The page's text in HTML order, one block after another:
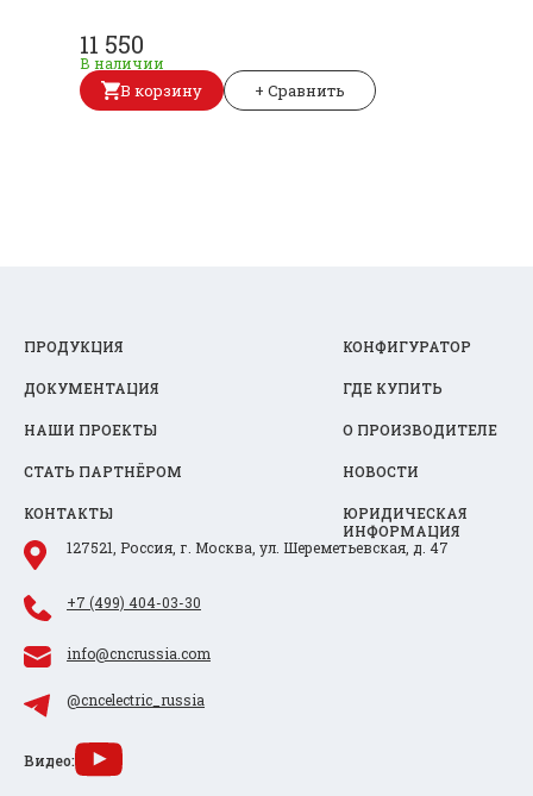
11 550
В наличии
В корзину + Сравнить
ПРОДУКЦИЯ КОНФИГУРАТОР
ДОКУМЕНТАЦИЯ ГДЕ КУПИТЬ
НАШИ ПРОЕКТЫ О ПРОИЗВОДИТЕЛЕ
СТАТЬ ПАРТНЁРОМ НОВОСТИ
КОНТАКТЫ
ЮРИДИЧЕСКАЯ
ИНФОРМАЦИЯ
127521, Россия, г. Москва, ул. Шереметьевская, д. 47
+7 (499) 404-03-30
info@cncrussia.com
@cncelectric_russia
Видео: